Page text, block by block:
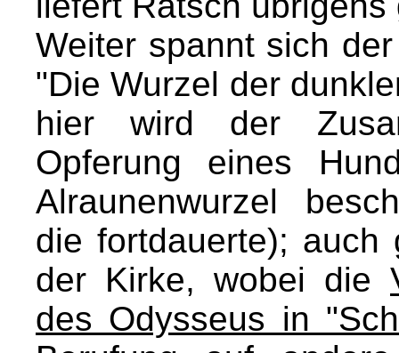
Weiter spannt sich
"Die Wurzel der
hier wird der
Opferung eines
Alraunenwurzel
die fortdauerte);
der Kirke, wobei die
des Odysseus in